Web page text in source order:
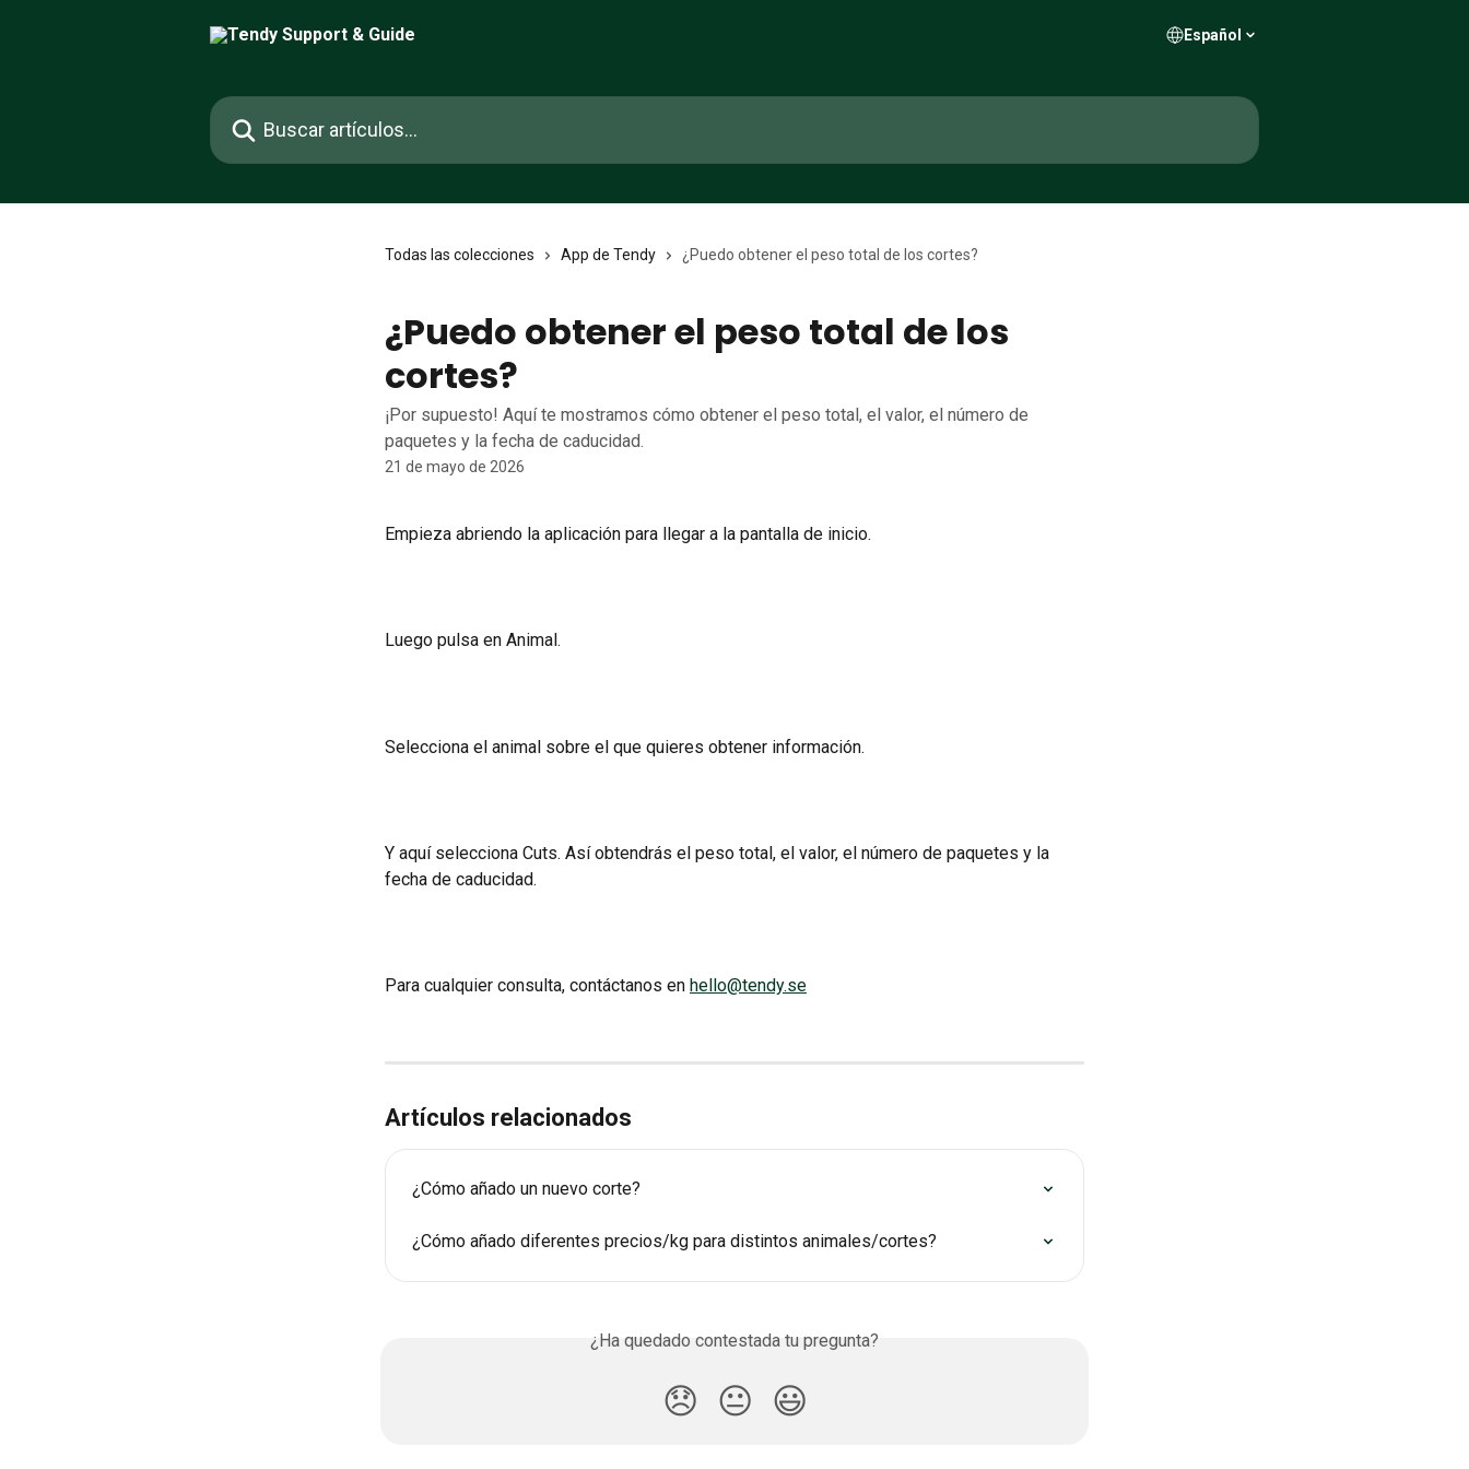
Español
Buscar artículos...
Todas las colecciones App de Tendy ¿Puedo obtener el peso total de los cortes?
¿Puedo obtener el peso total de los
cortes?
¡Por supuesto! Aquí te mostramos cómo obtener el peso total, el valor, el número de
paquetes y la fecha de caducidad.
21 de mayo de 2026
Empieza abriendo la aplicación para llegar a la pantalla de inicio.
Luego pulsa en Animal.
Selecciona el animal sobre el que quieres obtener información.
Y aquí selecciona Cuts. Así obtendrás el peso total, el valor, el número de paquetes y la
fecha de caducidad.
Para cualquier consulta, contáctanos en hello@tendy.se
Artículos relacionados
¿Cómo añado un nuevo corte?
¿Cómo añado diferentes precios/kg para distintos animales/cortes?
¿Ha quedado contestada tu pregunta?
😞 😐 😃